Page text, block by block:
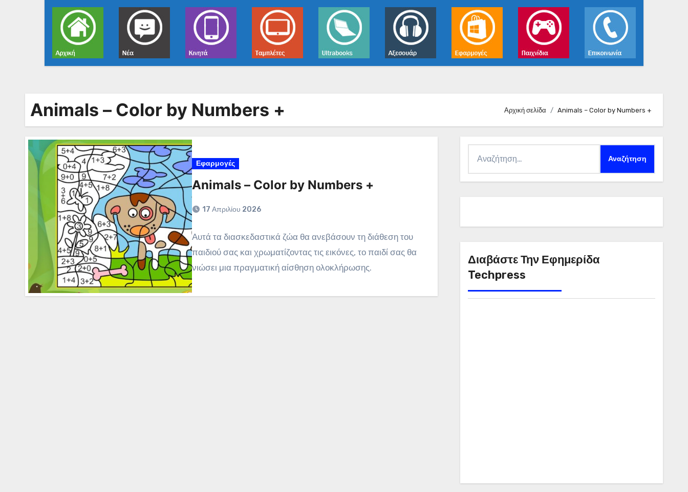
Animals – Color by Numbers + Αρχική σελίδα Animals – Color by Numbers +
Εφαρμογές
Animals – Color by Numbers +
17 Απριλίου 2026
Αυτά τα διασκεδαστικά ζώα θα ανεβάσουν τη διάθεση του
παιδιού σας και χρωματίζοντας τις εικόνες, το παιδί σας θα
νιώσει μια πραγματική αίσθηση ολοκλήρωσης.
για:
Διαβάστε Την Εφημερίδα
Techpress